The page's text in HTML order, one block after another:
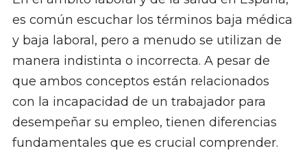
es común escuchar los términos baja médica
y baja laboral, pero a menudo se utilizan de
manera indistinta o incorrecta. A pesar de
que ambos conceptos están relacionados
con la incapacidad de un trabajador para
desempeñar su empleo, tienen diferencias
fundamentales que es crucial comprender.